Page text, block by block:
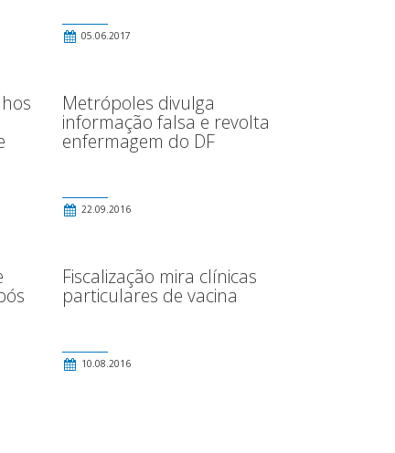
05.06.2017
Metrópoles divulga
informação falsa e revolta
enfermagem do DF
22.09.2016
Fiscalização mira clínicas
particulares de vacina
10.08.2016